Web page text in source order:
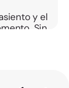
y el
Sin